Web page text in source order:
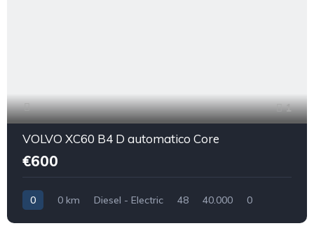
1
VOLVO XC60 B4 D automatico Core
€600
0 0 km Diesel - Electric 48 40.000 0